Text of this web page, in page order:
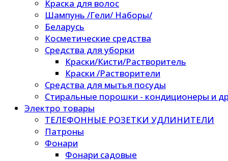
Краска для волос
Шампунь /Гели/ Наборы/
Беларусь
Косметические средства
Средства для уборки
Краски/Кисти/Растворитель
Краски /Растворители
Средства для мытья посуды
Стиральные порошки - кондиционеры и
Электро товары
ТЕЛЕФОННЫЕ РОЗЕТКИ УДЛИНИТЕЛИ
Патроны
Фонари
Фонари садовые